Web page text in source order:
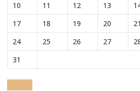
10
11 12 13
17
18 19 20 21
24
25 26 27
31